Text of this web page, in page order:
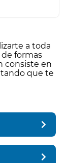
a toda
formas
consiste en
que te